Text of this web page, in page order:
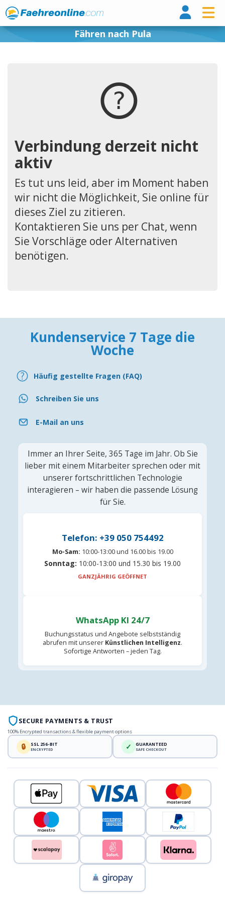
Fähren nach Pula
Verbindung derzeit nicht
aktiv
Es tut uns leid, aber im Moment haben
wir nicht die Möglichkeit, Sie online für
dieses Ziel zu zitieren.
Kontaktieren Sie uns per Chat, wenn
Sie Vorschläge oder Alternativen
benötigen.
Kundenservice 7 Tage die
Woche
Häufig gestellte Fragen (FAQ)
Schreiben Sie uns
E-Mail an uns
Immer an Ihrer Seite, 365 Tage im Jahr. Ob Sie
lieber mit einem Mitarbeiter sprechen oder mit
unserer fortschrittlichen Technologie
interagieren – wir haben die passende Lösung
für Sie.
Telefon: +39 050 754492
Mo-Sam: 10:00-13:00 und 16.00 bis 19.00
Sonntag: 10:00-13:00 und 15.30 bis 19.00
GANZJÄHRIG GEÖFFNET
WhatsApp KI 24/7
Buchungsstatus und Angebote selbstständig
abrufen mit unserer Künstlichen Intelligenz.
Sofortige Antworten – jeden Tag.
SECURE PAYMENTS & TRUST
100% Encrypted transactions & flexible payment options
🔒 SSL 256-BIT
ENCRYPTED ✓ GUARANTEED
SAFE CHECKOUT